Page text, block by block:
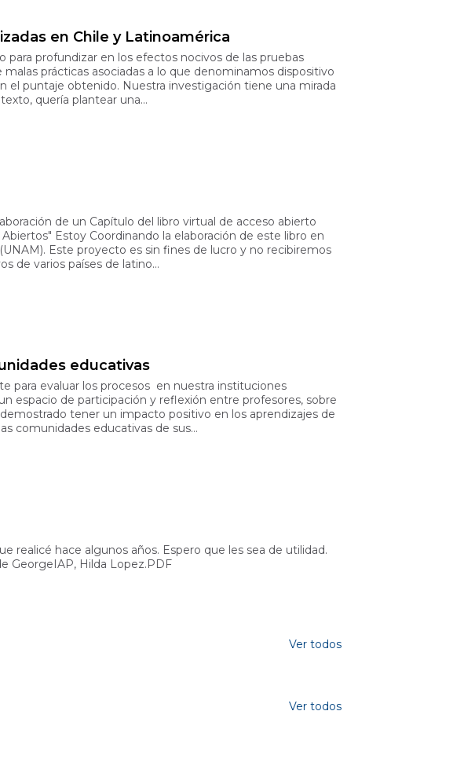
t
e en Chile y Latinoamérica
profundizar en los efectos nocivos de las pruebas
prácticas asociadas a lo que denominamos dispositivo
el puntaje obtenido. Nuestra investigación tiene una mirada
quería plantear una…
de un Capítulo del libro virtual de acceso abierto
Estoy Coordinando la elaboración de este libro en
Este proyecto es sin fines de lucro y no recibiremos
de varios países de latino…
educativas
para evaluar los procesos en nuestra instituciones
espacio de participación y reflexión entre profesores, sobre
tener un impacto positivo en los aprendizajes de
comunidades educativas de sus…
realicé hace algunos años. Espero que les sea de utilidad.
GeorgeIAP, Hilda Lopez.PDF
Ver todos
Ver todos